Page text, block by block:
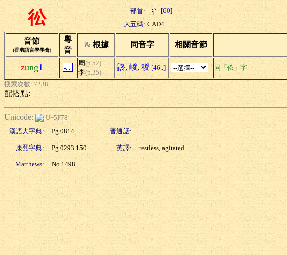
彸 部首: [60]
大五碼: CAD4
音節
(香港語言學學會)
粵
音
& 根據 同音字 相關音節
zung1 周(p.52)
李(p.35)
鼨, 嵕, 稯 [46..] 同「伀」字
搜索次數: 7238
配搭點:
Unicode:
U+5F78
漢語大字典:
Pg.0814 普通話:
康熙字典: Pg.0293.150 英譯: restless, agitated
Matthews: No.1498